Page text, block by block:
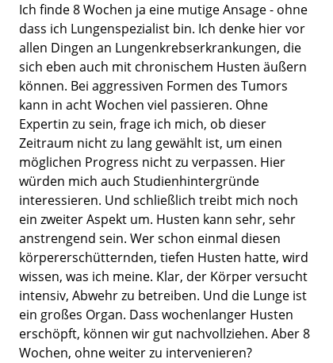
Ich finde 8 Wochen ja eine mutige Ansage - ohne
dass ich Lungenspezialist bin. Ich denke hier vor
allen Dingen an Lungenkrebserkrankungen, die
sich eben auch mit chronischem Husten äußern
können. Bei aggressiven Formen des Tumors
kann in acht Wochen viel passieren. Ohne
Expertin zu sein, frage ich mich, ob dieser
Zeitraum nicht zu lang gewählt ist, um einen
möglichen Progress nicht zu verpassen. Hier
würden mich auch Studienhintergründe
interessieren. Und schließlich treibt mich noch
ein zweiter Aspekt um. Husten kann sehr, sehr
anstrengend sein. Wer schon einmal diesen
körpererschütternden, tiefen Husten hatte, wird
wissen, was ich meine. Klar, der Körper versucht
intensiv, Abwehr zu betreiben. Und die Lunge ist
ein großes Organ. Dass wochenlanger Husten
erschöpft, können wir gut nachvollziehen. Aber 8
Wochen, ohne weiter zu intervenieren?